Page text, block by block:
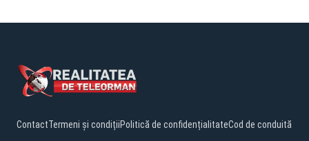
ContactTermeni și condițiiPolitică de confidențialitateCod de conduită